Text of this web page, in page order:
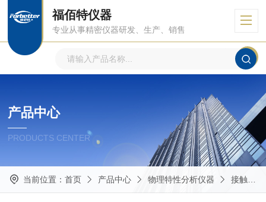
福佰特仪器
专业从事精密仪器研发、生产、销售
产品中心
PRODUCTS CENTER
当前位置： 首页 产品中心 物理特性分析仪器 接触角